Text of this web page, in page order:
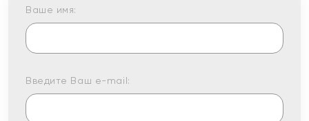
Ваше имя:
Введите Ваш e-mail: